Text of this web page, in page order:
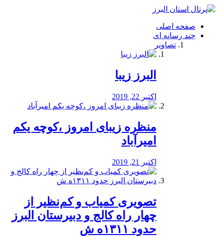
فصد
شرق
تهران
خشکشویی
صفحه اصلی
چند رسانه ای
تصاویر
البرز زیبا
اکتبر 22, 2019
منظره‌‌ زیبای امروز ،کوچه یکم
امیرآباد
اکتبر 21, 2019
️تصویری کمیاب و کم‌نظیر از
چهار راه كالج و دبيرستان البرز
حدود ۱۳۱۱ه ش